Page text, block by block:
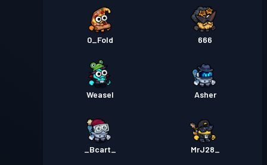
Savaş Bileti
Seviye
Premium Savaş Bileti
Season 2
Seviye
Savaş Bileti
Seviye
24
0_Fold 666
Weasel Asher
_Bcart_ MrJ28_